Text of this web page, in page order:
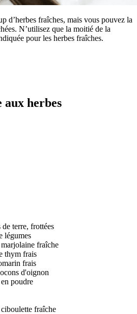
d’herbes fraîches, mais vous pouvez la
N’utilisez que la moitié de la
pour les herbes fraîches.
aux herbes
terre, frottées
légumes
fraîche
thym frais
frais
d'oignon
poudre
fraîche